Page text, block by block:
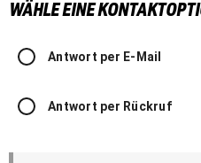
WÄHLE EINE
Antwort per E-Mail
Antwort per Rückruf